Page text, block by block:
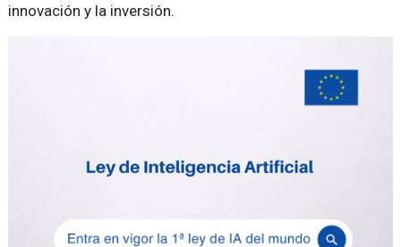
innovación y la inversión.